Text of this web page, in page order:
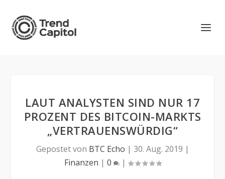
LAUT ANALYSTEN SIND NUR 17
PROZENT DES BITCOIN-MARKTS
„VERTRAUENSWÜRDIG“
Gepostet von BTC Echo | 30. Aug. 2019 |
Finanzen | 0 |